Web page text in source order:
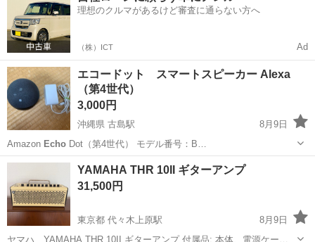
理想のクルマがあるけど審査に通らない方へ
（株）ICT Ad
エコードット スマートスピーカー Alexa
（第4世代）
3,000円
沖縄県 古島駅
8月9日
Amazon EchoDot（第4世代） モデル番号：B…
沖縄 那覇市
YAMAHA THR 10II ギターアンプ
31,500円
東京都 代々木上原駅
8月9日
ヤマハ YAMAHA THR 10II ギターアンプ 付属品: 本体、電源ケーブ